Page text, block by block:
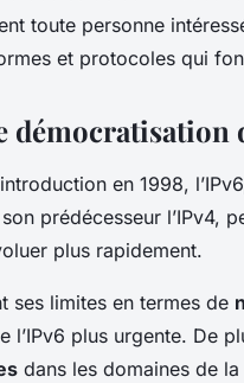
toute personne
et protocoles qui
démocratisation
en 1998,
prédécesseur l’IPv4,
plus rapidement.
ses limites en termes de
l’IPv6 plus urgente. De
dans les domaines de